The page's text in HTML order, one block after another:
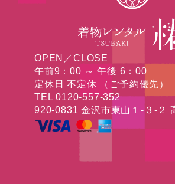
OPEN／CLOSE
午前9：00 ～ 午後 6：00
定休日 不定休 （ご予約優先）
TEL 0120-557-352
920-0831 金沢市東山１-３-２